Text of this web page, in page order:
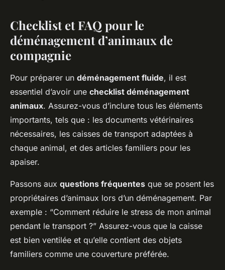
Checklist et FAQ pour le
déménagement d’animaux de
compagnie
Pour préparer un déménagement fluide, il est
essentiel d’avoir une checklist déménagement
animaux. Assurez-vous d’inclure tous les éléments
importants, tels que : les documents vétérinaires
nécessaires, les caisses de transport adaptées à
chaque animal, et des articles familiers pour les
apaiser.
Passons aux questions fréquentes que se posent les
propriétaires d’animaux lors d’un déménagement. Par
exemple : “Comment réduire le stress de mon animal
pendant le transport ?” Assurez-vous que la caisse
est bien ventilée et qu’elle contient des objets
familiers comme une couverture préférée.